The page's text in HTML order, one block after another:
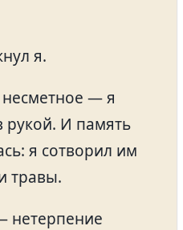
я.
— я
рукой. И память
я сотворил им
травы.
нетерпение